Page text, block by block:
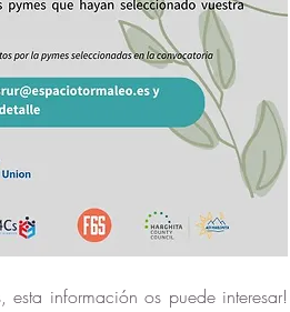
esta información os puede interesar!